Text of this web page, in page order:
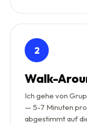
2
Walk-
Ich gehe von
— 5-7 Minuten
abgestimmt auf